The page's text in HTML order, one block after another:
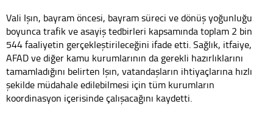
Vali Işın, bayram öncesi, bayram süreci ve dönüş yoğunluğu
boyunca trafik ve asayiş tedbirleri kapsamında toplam 2 bin
544 faaliyetin gerçekleştirileceğini ifade etti. Sağlık, itfaiye,
AFAD ve diğer kamu kurumlarının da gerekli hazırlıklarını
tamamladığını belirten Işın, vatandaşların ihtiyaçlarına hızlı
şekilde müdahale edilebilmesi için tüm kurumların
koordinasyon içerisinde çalışacağını kaydetti.